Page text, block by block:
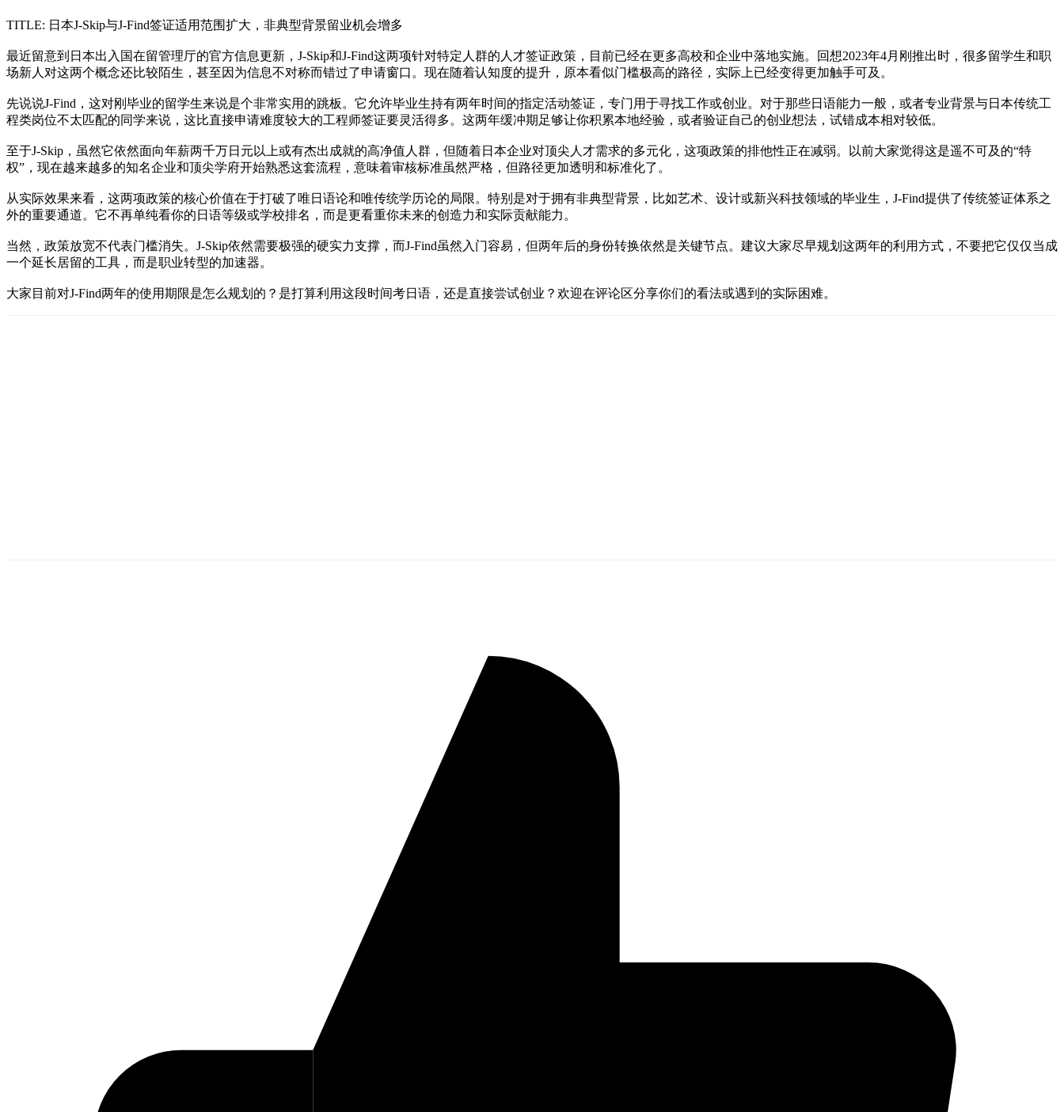
TITLE: 日本J-Skip与J-Find签证适用范围扩大，非典型背景留业机会增多
最近留意到日本出入国在留管理厅的官方信息更新，J-Skip和J-Find这两项针对特定人群的人才签证政策，目前已经在更多高校和企业中落地实施。回想2023年4月刚推出时，很多留学生和职
场新人对这两个概念还比较陌生，甚至因为信息不对称而错过了申请窗口。现在随着认知度的提升，原本看似门槛极高的路径，实际上已经变得更加触手可及。
先说说J-Find，这对刚毕业的留学生来说是个非常实用的跳板。它允许毕业生持有两年时间的指定活动签证，专门用于寻找工作或创业。对于那些日语能力一般，或者专业背景与日本传统工
程类岗位不太匹配的同学来说，这比直接申请难度较大的工程师签证要灵活得多。这两年缓冲期足够让你积累本地经验，或者验证自己的创业想法，试错成本相对较低。
至于J-Skip，虽然它依然面向年薪两千万日元以上或有杰出成就的高净值人群，但随着日本企业对顶尖人才需求的多元化，这项政策的排他性正在减弱。以前大家觉得这是遥不可及的“特
权”，现在越来越多的知名企业和顶尖学府开始熟悉这套流程，意味着审核标准虽然严格，但路径更加透明和标准化了。
从实际效果来看，这两项政策的核心价值在于打破了唯日语论和唯传统学历论的局限。特别是对于拥有非典型背景，比如艺术、设计或新兴科技领域的毕业生，J-Find提供了传统签证体系之
外的重要通道。它不再单纯看你的日语等级或学校排名，而是更看重你未来的创造力和实际贡献能力。
当然，政策放宽不代表门槛消失。J-Skip依然需要极强的硬实力支撑，而J-Find虽然入门容易，但两年后的身份转换依然是关键节点。建议大家尽早规划这两年的利用方式，不要把它仅仅当成
一个延长居留的工具，而是职业转型的加速器。
大家目前对J-Find两年的使用期限是怎么规划的？是打算利用这段时间考日语，还是直接尝试创业？欢迎在评论区分享你们的看法或遇到的实际困难。